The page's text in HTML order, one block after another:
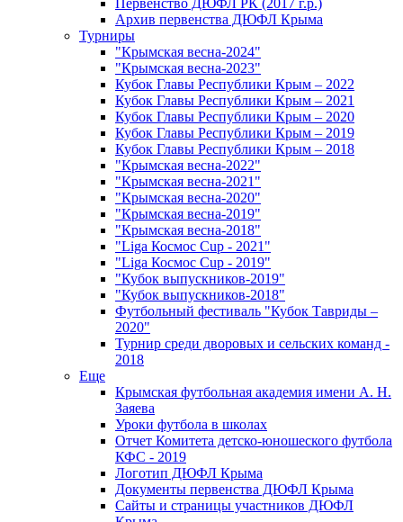
Первенство ДЮФЛ РК (2017 г.р.)
Архив первенства ДЮФЛ Крыма
Турниры
"Крымская весна-2024"
"Крымская весна-2023"
Кубок Главы Республики Крым – 2022
Кубок Главы Республики Крым – 2021
Кубок Главы Республики Крым – 2020
Кубок Главы Республики Крым – 2019
Кубок Главы Республики Крым – 2018
"Крымская весна-2022"
"Крымская весна-2021"
"Крымская весна-2020"
"Крымская весна-2019"
"Крымская весна-2018"
"Liga Космос Cup - 2021"
"Liga Космос Cup - 2019"
"Кубок выпускников-2019"
"Кубок выпускников-2018"
Футбольный фестиваль "Кубок Тавриды –
2020"
Турнир среди дворовых и сельских команд -
2018
Еще
Крымская футбольная академия имени А. Н.
Заяева
Уроки футбола в школах
Отчет Комитета детско-юношеского футбола
КФС - 2019
Логотип ДЮФЛ Крыма
Документы первенства ДЮФЛ Крыма
Сайты и страницы участников ДЮФЛ